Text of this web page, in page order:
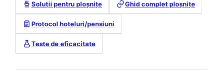
Soluții pentru ploșnițe Ghid complet ploșnițe
Protocol hoteluri/pensiuni
Teste de eficacitate